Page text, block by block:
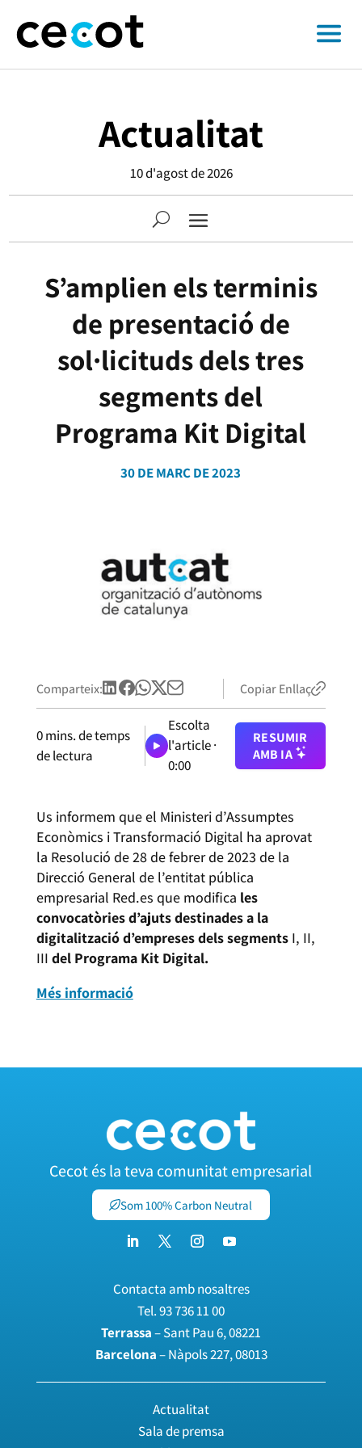
Actualitat
10 d'agost de 2026
S’amplien els terminis
de presentació de
sol·licituds dels tres
segments del
Programa Kit Digital
30 DE MARÇ DE 2023
Comparteix: Copiar Enllaç
0mins. de temps
de lectura
Escolta
l'article ·
0:00
RESUMIR
AMB IA
Us informem que el Ministeri d’Assumptes
Econòmics i Transformació Digital ha aprovat
la Resolució de 28 de febrer de 2023 de la
Direcció General de l’entitat pública
empresarial Red.es que modifica les
convocatòries d’ajuts destinades a la
digitalització d’empreses dels segmentsI, II,
III del Programa Kit Digital.
Més informació
Cecot és la teva comunitat empresarial
Som 100% Carbon Neutral
Contacta amb nosaltres
Tel.93 736 11 00
Terrassa– Sant Pau 6, 08221
Barcelona– Nàpols 227, 08013
Actualitat
Sala de premsa